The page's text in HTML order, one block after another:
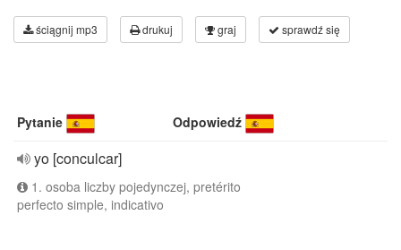
ściągnij mp3 drukuj graj sprawdź się
Pytanie Odpowiedź
yo [conculcar]
1. osoba liczby pojedynczej, pretérito
perfecto simple, indicativo